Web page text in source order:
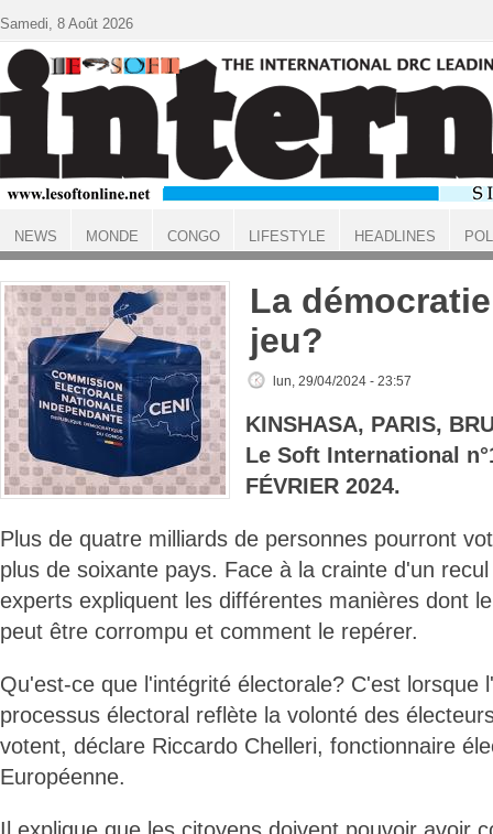
ACCUEIL
La
jeu?
lun, 29/04/2024 - 23:57
KINSHASA, PARIS,
Le Soft International
FÉVRIER 2024.
Plus de quatre milliards de personnes pourront
plus de soixante pays. Face à la crainte d'un
experts expliquent les différentes manières dont
peut être corrompu et comment le repérer.
Qu'est-ce que l'intégrité électorale? C'est lorsque
processus électoral reflète la volonté des
votent, déclare Riccardo Chelleri, fonctionnaire
Européenne.
Samedi, 8 Août 2026
NEWS MONDE CONGO LIFESTYLE HEADLINES